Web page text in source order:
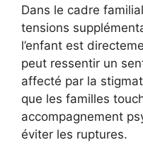
Dans le cadre
tensions
l’enfant est
peut ressentir un
affecté par la
que les familles
accompagnement
éviter les ruptures.